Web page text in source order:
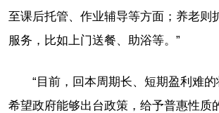
至课后托管、作业辅导等方面；养老则
服务，比如上门送餐、助浴等。”
“目前，回本周期长、短期盈利难的
希望政府能够出台政策，给予普惠性质